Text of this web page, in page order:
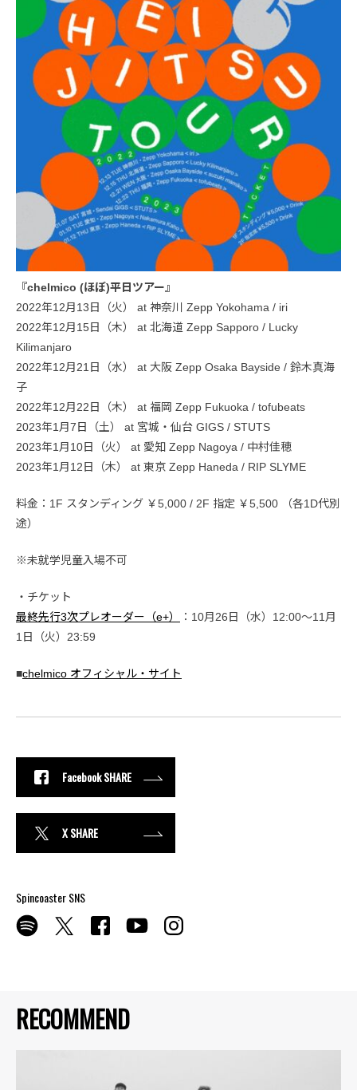
RECOMMEND
『chelmico (ほぼ)平日ツアー』
2022年12月13日（火） at 神奈川 Zepp Yokohama / iri
2022年12月15日（木） at 北海道 Zepp Sapporo / Lucky
Kilimanjaro
2022年12月21日（水） at 大阪 Zepp Osaka Bayside / 鈴木真海
子
2022年12月22日（木） at 福岡 Zepp Fukuoka / tofubeats
2023年1月7日（土） at 宮城・仙台 GIGS / STUTS
2023年1月10日（火） at 愛知 Zepp Nagoya / 中村佳穂
2023年1月12日（木） at 東京 Zepp Haneda / RIP SLYME
料金：1F スタンディング ￥5,000 / 2F 指定 ￥5,500 （各1D代別
途）
※未就学児童入場不可
・チケット
最終先行3次プレオーダー（e+）
：10月26日（水）12:00～11月
1日（火）23:59
■chelmico オフィシャル・サイト
Facebook SHARE
X SHARE
Spincoaster SNS